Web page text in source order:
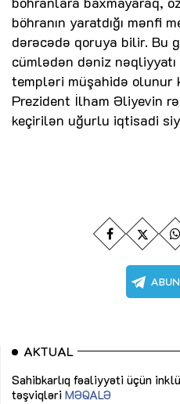
böhranın yaratdığı mənfi
dərəcədə qoruya bilir. Bu
cümlədən dəniz
templəri müşahidə olunur
Prezident İlham Əliyevin
keçirilən uğurlu iqtisadi
AKTUAL
Sahibkarlıq fəaliyyəti üçün
təşviqləri MƏQALƏ